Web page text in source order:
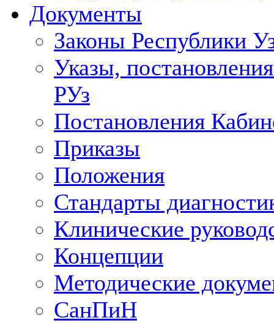
Документы
Законы Республики
Указы,
РУз
Постановления
Приказы
Положения
Стандарты
Клинические
Концепции
Методические
СанПиН